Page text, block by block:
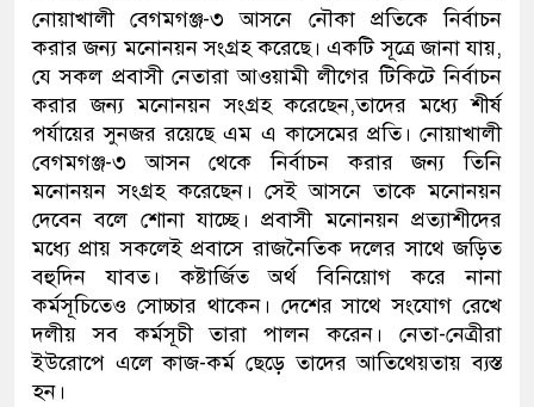
নোয়াখালী বেগমগঞ্জ-৩ আসনে নৌকা প্রতিকে নির্বাচন
করার জন্য মনোনয়ন সংগ্রহ করেছে। একটি সূত্রে জানা যায়,
যে সকল প্রবাসী নেতারা আওয়ামী লীগের টিকিটে নির্বাচন
করার জন্য মনোনয়ন সংগ্রহ করেছেন,তাদের মধ্যে শীর্ষ
পর্যায়ের সুনজর রয়েছে এম এ কাসেমের প্রতি। নোয়াখালী
বেগমগঞ্জ-৩ আসন থেকে নির্বাচন করার জন্য তিনি
মনোনয়ন সংগ্রহ করেছেন। সেই আসনে তাকে মনোনয়ন
দেবেন বলে শোনা যাচ্ছে। প্রবাসী মনোনয়ন প্রত্যাশীদের
মধ্যে প্রায় সকলেই প্রবাসে রাজনৈতিক দলের সাথে জড়িত
বহুদিন যাবত। কষ্টার্জিত অর্থ বিনিয়োগ করে নানা
কর্মসূচিতেও সোচ্চার থাকেন। দেশের সাথে সংযোগ রেখে
দলীয় সব কর্মসূচী তারা পালন করেন। নেতা-নেত্রীরা
ইউরোপে এলে কাজ-কর্ম ছেড়ে তাদের আতিথেয়তায় ব্যস্ত
হন।